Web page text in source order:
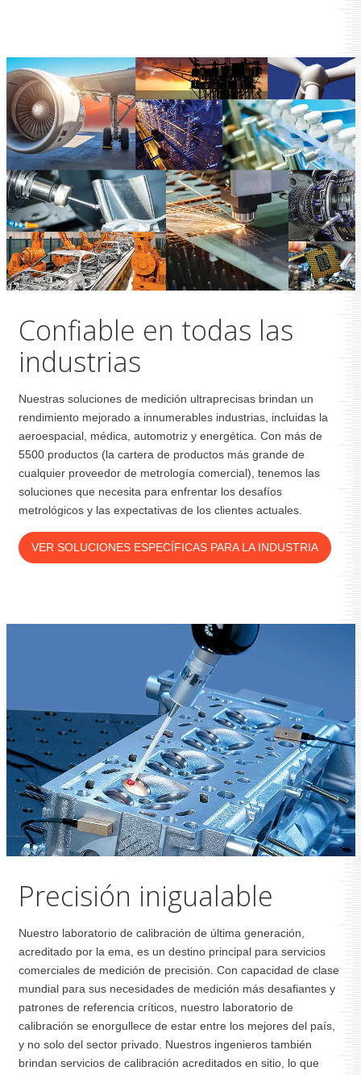
Confiable en todas las
industrias
Nuestras soluciones de medición ultraprecisas brindan un
rendimiento mejorado a innumerables industrias, incluidas la
aeroespacial, médica, automotriz y energética. Con más de
5500 productos (la cartera de productos más grande de
cualquier proveedor de metrología comercial), tenemos las
soluciones que necesita para enfrentar los desafíos
metrológicos y las expectativas de los clientes actuales.
VER SOLUCIONES ESPECÍFICAS PARA LA INDUSTRIA
Precisión inigualable
Nuestro laboratorio de calibración de última generación,
acreditado por la ema, es un destino principal para servicios
comerciales de medición de precisión. Con capacidad de clase
mundial para sus necesidades de medición más desafiantes y
patrones de referencia críticos, nuestro laboratorio de
calibración se enorgullece de estar entre los mejores del país,
y no solo del sector privado. Nuestros ingenieros también
brindan servicios de calibración acreditados en sitio, lo que